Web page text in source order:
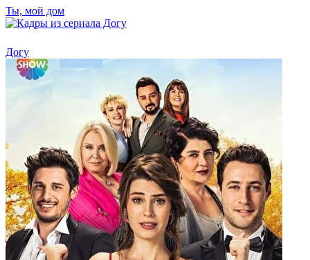
Ты, мой дом
Догу